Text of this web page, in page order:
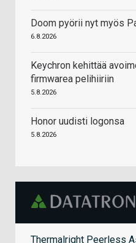
Doom pyörii nyt myös
6.8.2026
Keychron kehittää
firmwarea pelihiiriin
5.8.2026
Honor uudisti logonsa
5.8.2026
Thermalright Peerless